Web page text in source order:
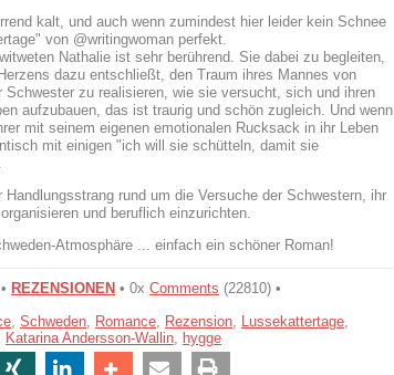
kalt, und auch wenn zumindest hier leider kein Schnee
von @writingwoman perfekt.
Nathalie ist sehr berührend. Sie dabei zu begleiten,
dazu entschließt, den Traum ihres Mannes von
Schwester zu realisieren, wie sie versucht, sich und ihren
aufzubauen, das ist traurig und schön zugleich. Und wenn
mit seinem eigenen emotionalen Rucksack in ihr Leben
mit einigen "ich will sie schütteln, damit sie
rund um die Versuche der Schwestern, ihr
und beruflich einzurichten.
Atmosphäre ... einfach ein schöner Roman!
• REZENSIONEN • 0x Comments (22810) •
, Schweden, Romance, Rezension, Lussekattertage,
Katarina Andersson-Wallin, hygge